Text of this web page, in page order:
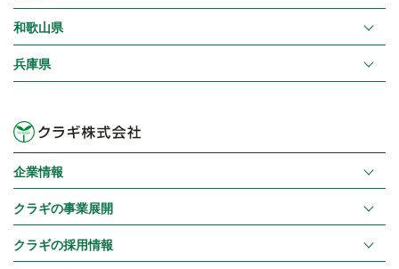
和歌山県
兵庫県
企業情報
クラギの事業展開
クラギの採用情報